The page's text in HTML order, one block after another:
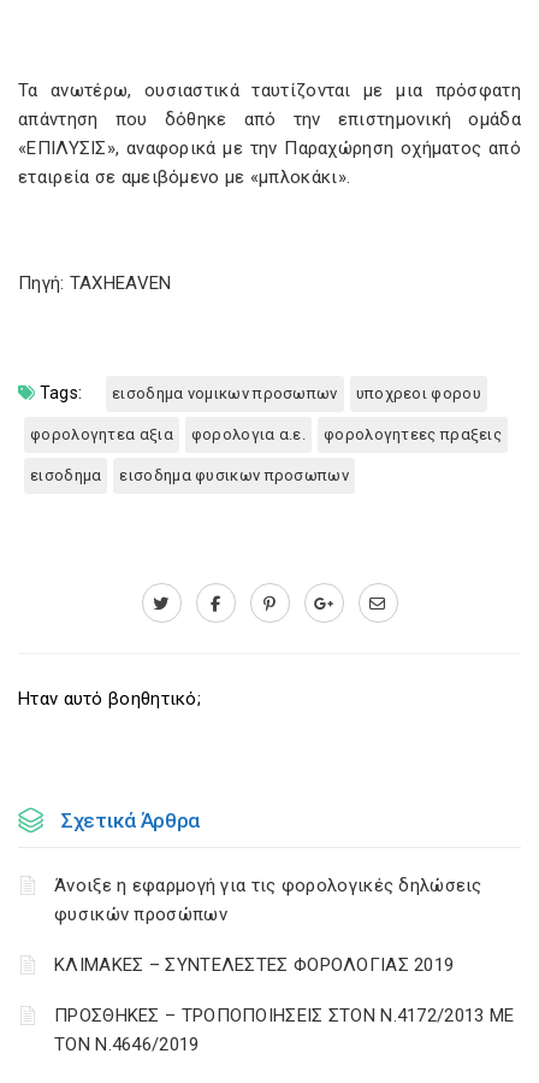
Τα ανωτέρω, ουσιαστικά ταυτίζονται με μια πρόσφατη
απάντηση που δόθηκε από την επιστημονική ομάδα
«ΕΠΙΛΥΣΙΣ», αναφορικά με την Παραχώρηση οχήματος από
εταιρεία σε αμειβόμενο με «μπλοκάκι».
Πηγή: TAXHEAVEN
Tags: εισοδημα νομικων προσωπων υποχρεοι φορου
φορολογητεα αξια φορολογια α.ε. φορολογητεες πραξεις
εισοδημα εισοδημα φυσικων προσωπων
Ηταν αυτό βοηθητικό;
Σχετικά Άρθρα
Άνοιξε η εφαρμογή για τις φορολογικές δηλώσεις
φυσικών προσώπων
ΚΛΙΜΑΚΕΣ – ΣΥΝΤΕΛΕΣΤΕΣ ΦΟΡΟΛΟΓΙΑΣ 2019
ΠΡΟΣΘΗΚΕΣ – ΤΡΟΠΟΠΟΙΗΣΕΙΣ ΣΤΟΝ Ν.4172/2013 ΜΕ
ΤΟΝ Ν.4646/2019